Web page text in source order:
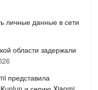
личные данные в сети
области задержали
представила